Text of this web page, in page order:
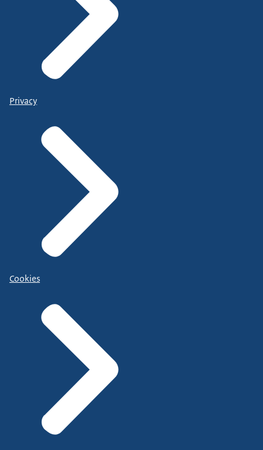
Privacy
Cookies